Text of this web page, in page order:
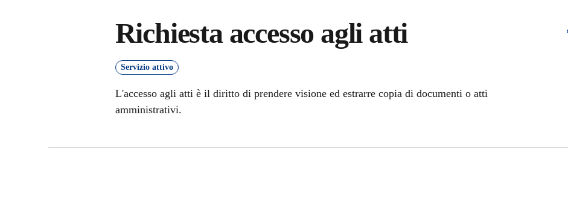
Richiesta accesso agli atti
Servizio attivo
L'accesso agli atti è il diritto di prendere visione ed estrarre copia di documenti o atti
amministrativi.